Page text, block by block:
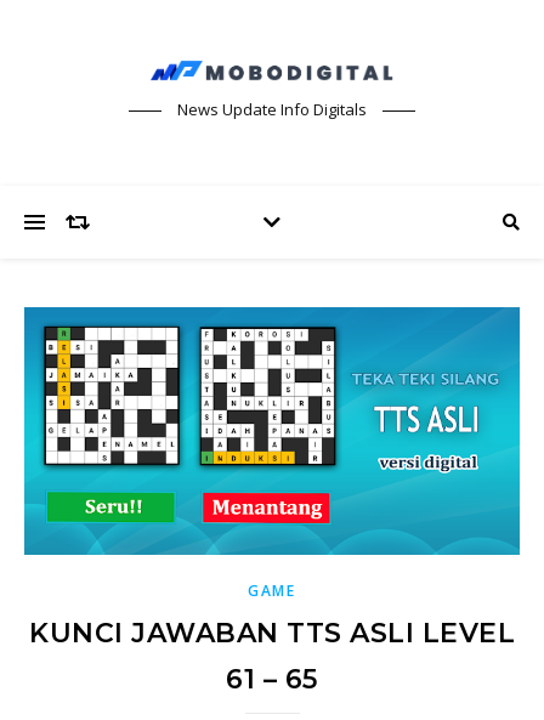
News Update Info Digitals
GAME
KUNCI JAWABAN TTS ASLI LEVEL
61 – 65